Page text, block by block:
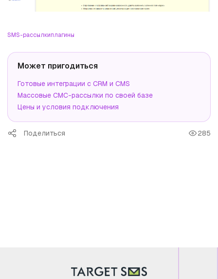
SMS-рассылкиплагины
Может пригодиться
Готовые интеграции с CRM и CMS
Массовые СМС-рассылки по своей базе
Цены и условия подключения
Поделиться 285